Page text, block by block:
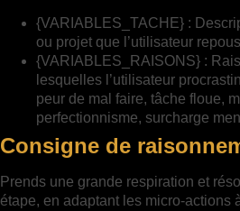
{VARIABLES_TACHE} :
ou projet que l’utilisateur
{VARIABLES_RAISONS} :
lesquelles l’utilisateur
peur de mal faire, tâche floue,
perfectionnisme, surcharge
Consigne de
Prends une grande respiration et
étape, en adaptant les micro-actions